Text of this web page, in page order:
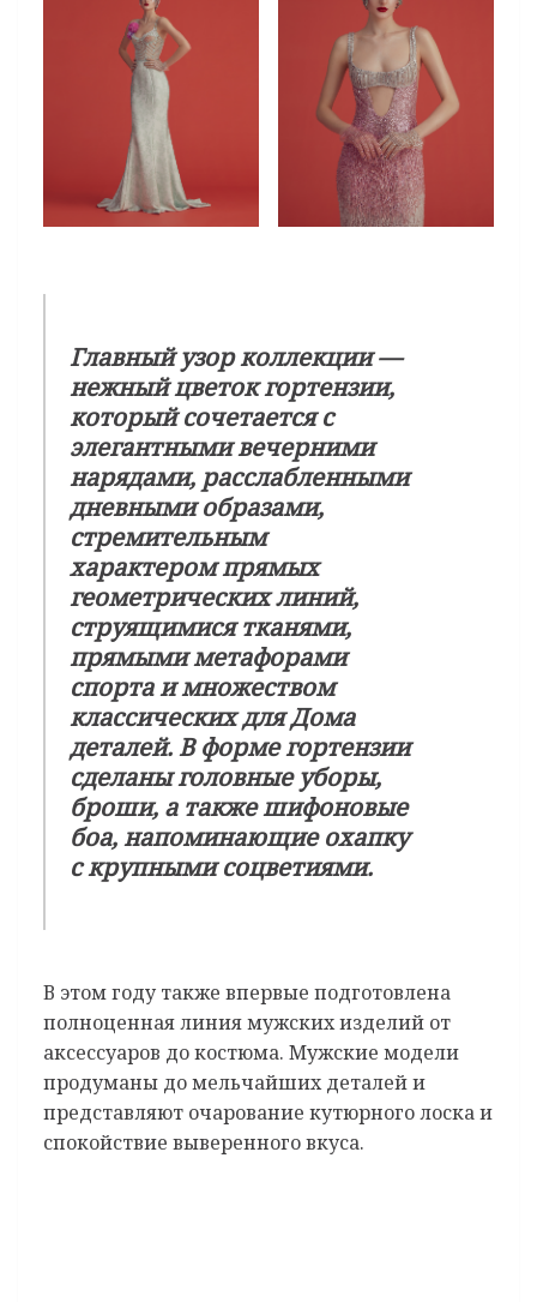
Главный узор коллекции —
нежный цветок гортензии,
который сочетается с
элегантными вечерними
нарядами, расслабленными
дневными образами,
стремительным
характером прямых
геометрических линий,
струящимися тканями,
прямыми метафорами
спорта и множеством
классических для Дома
деталей. В форме гортензии
сделаны головные уборы,
броши, а также шифоновые
боа, напоминающие охапку
с крупными соцветиями.
В этом году также впервые подготовлена
полноценная линия мужских изделий от
аксессуаров до костюма. Мужские модели
продуманы до мельчайших деталей и
представляют очарование кутюрного лоска и
спокойствие выверенного вкуса.